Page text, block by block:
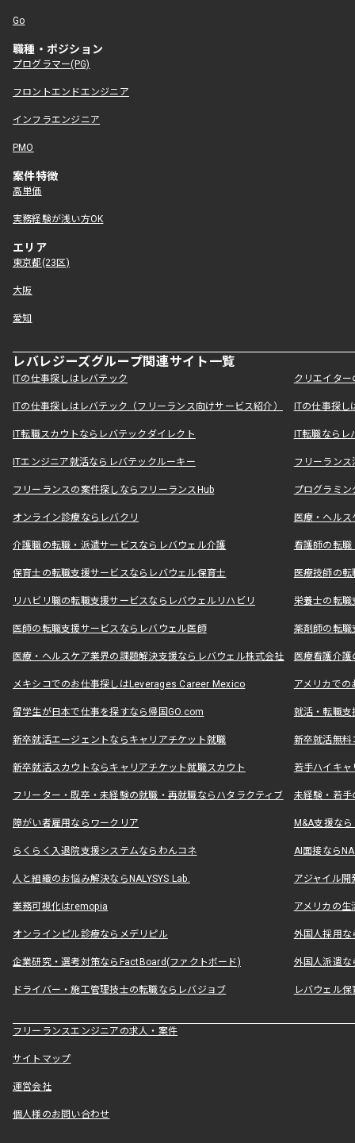
Go
職種・ポジション
プログラマー(PG)
フロントエンドエンジニア
インフラエンジニア
PMO
案件特徴
高単価
実務経験が浅い方OK
エリア
東京都(23区)
大阪
愛知
レバレジーズグループ関連サイト一覧
ITの仕事探しはレバテック クリエイタ
ITの仕事探しはレバテック（フリーランス向けサービス紹介） ITの仕事探
IT転職スカウトならレバテックダイレクト IT転職なら
ITエンジニア就活ならレバテックルーキー フリーラン
フリーランスの案件探しならフリーランスHub プログラミ
オンライン診療ならレバクリ 医療・ヘル
介護職の転職・派遣サービスならレバウェル介護 看護師の転
保育士の転職支援サービスならレバウェル保育士 医療技師の
リハビリ職の転職支援サービスならレバウェルリハビリ 栄養士の転
医師の転職支援サービスならレバウェル医師 薬剤師の転
医療・ヘルスケア業界の課題解決支援ならレバウェル株式会社 医療看護介
メキシコでのお仕事探しはLeverages Career Mexico アメリカで
留学生が日本で仕事を探すなら帰国GO.com 就活・転職
新卒就活エージェントならキャリアチケット就職 新卒就活無料
新卒就活スカウトならキャリアチケット就職スカウト 若手ハイキ
フリーター・既卒・未経験の就職・再就職ならハタラクティブ 未経験・若手
障がい者雇用ならワークリア M&A支援な
らくらく入退院支援システムならわんコネ AI面接なら
人と組織のお悩み解決ならNALYSYS Lab. アジャイル
業務可視化はremopia アメリカの
オンラインピル診療ならメデリピル 外国人採用
企業研究・選考対策ならFactBoard(ファクトボード) 外国人派遣な
ドライバー・施工管理技士の転職ならレバジョブ レバウェル
フリーランスエンジニアの求人・案件
サイトマップ
運営会社
個人様のお問い合わせ